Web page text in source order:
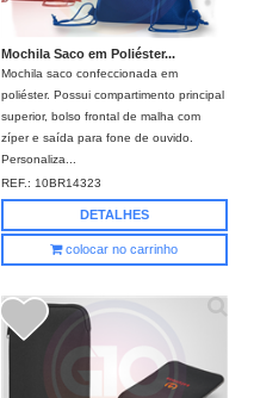
Mochila Saco em Poliéster...
Mochila saco confeccionada em
poliéster. Possui compartimento principal
superior, bolso frontal de malha com
zíper e saída para fone de ouvido.
Personaliza...
REF.:10BR14323
DETALHES
colocar no carrinho